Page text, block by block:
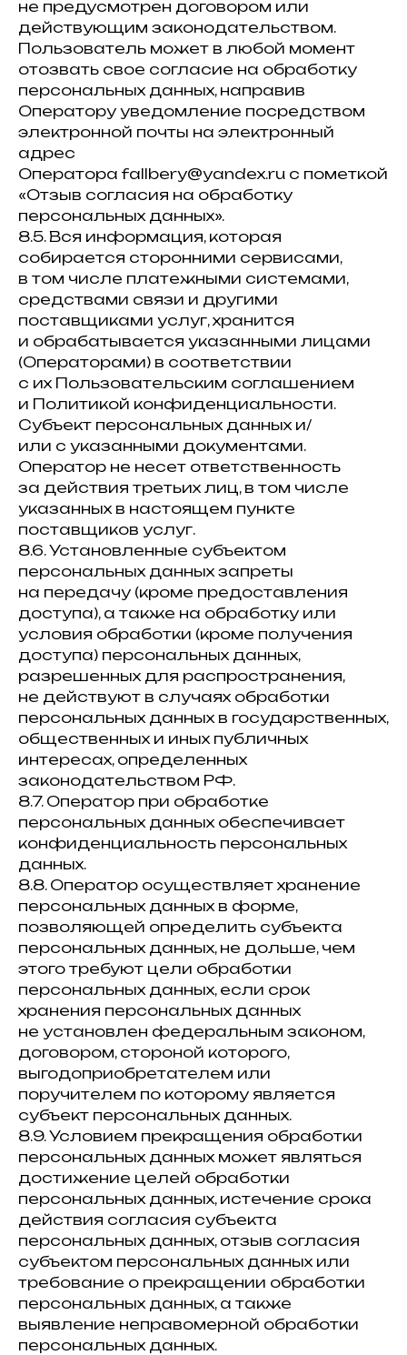
не предусмотрен договором или
действующим законодательством.
Пользователь может в любой момент
отозвать свое согласие на обработку
персональных данных, направив
Оператору уведомление посредством
электронной почты на электронный
адрес
Оператора fallbery@yandex.ru с пометкой
«Отзыв согласия на обработку
персональных данных».
8.5. Вся информация, которая
собирается сторонними сервисами,
в том числе платежными системами,
средствами связи и другими
поставщиками услуг, хранится
и обрабатывается указанными лицами
(Операторами) в соответствии
с их Пользовательским соглашением
и Политикой конфиденциальности.
Субъект персональных данных и/
или с указанными документами.
Оператор не несет ответственность
за действия третьих лиц, в том числе
указанных в настоящем пункте
поставщиков услуг.
8.6. Установленные субъектом
персональных данных запреты
на передачу (кроме предоставления
доступа), а также на обработку или
условия обработки (кроме получения
доступа) персональных данных,
разрешенных для распространения,
не действуют в случаях обработки
персональных данных в государственных,
общественных и иных публичных
интересах, определенных
законодательством РФ.
8.7. Оператор при обработке
персональных данных обеспечивает
конфиденциальность персональных
данных.
8.8. Оператор осуществляет хранение
персональных данных в форме,
позволяющей определить субъекта
персональных данных, не дольше, чем
этого требуют цели обработки
персональных данных, если срок
хранения персональных данных
не установлен федеральным законом,
договором, стороной которого,
выгодоприобретателем или
поручителем по которому является
субъект персональных данных.
8.9. Условием прекращения обработки
персональных данных может являться
достижение целей обработки
персональных данных, истечение срока
действия согласия субъекта
персональных данных, отзыв согласия
субъектом персональных данных или
требование о прекращении обработки
персональных данных, а также
выявление неправомерной обработки
персональных данных.